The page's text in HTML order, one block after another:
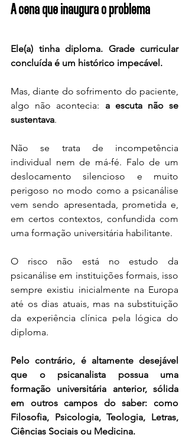
A cena que inaugura o problema
Ele(a) tinha diploma. Grade curricular
concluída é um histórico impecável.
Mas, diante do sofrimento do paciente,
algo não acontecia: a escuta não se
sustentava.
Não se trata de incompetência
individual nem de má-fé. Falo de um
deslocamento silencioso e muito
perigoso no modo como a psicanálise
vem sendo apresentada, prometida e,
em certos contextos, confundida com
uma formação universitária habilitante.
O risco não está no estudo da
psicanálise em instituições formais, isso
sempre existiu inicialmente na Europa
até os dias atuais, mas na substituição
da experiência clínica pela lógica do
diploma.
Pelo contrário, é altamente desejável
que o psicanalista possua uma
formação universitária anterior, sólida
em outros campos do saber: como
Filosofia, Psicologia, Teologia, Letras,
Ciências Sociais ou Medicina.